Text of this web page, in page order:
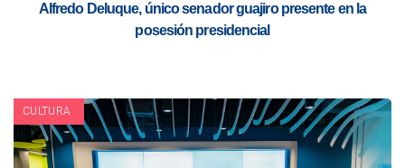
Alfredo Deluque, único senador guajiro presente en la
posesión presidencial
CULTURA